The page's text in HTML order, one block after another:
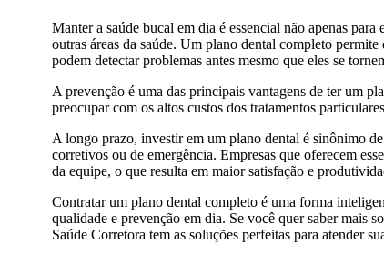
Manter a saúde bucal em dia é essencial não apenas
outras áreas da saúde. Um plano dental completo
podem detectar problemas antes mesmo que eles se
A prevenção é uma das principais vantagens de ter um
preocupar com os altos custos dos tratamentos
A longo prazo, investir em um plano dental é sinônimo
corretivos ou de emergência. Empresas que oferecem
da equipe, o que resulta em maior satisfação e
Contratar um plano dental completo é uma forma
qualidade e prevenção em dia. Se você quer saber mais
Saúde Corretora tem as soluções perfeitas para atender